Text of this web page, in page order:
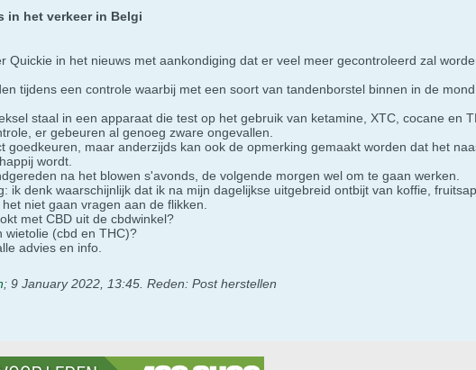
in het verkeer in Belgi
Quickie in het nieuws met aankondiging dat er veel meer gecontroleerd zal
tijdens een controle waarbij met een soort van tandenborstel binnen in de
staal in een apparaat die test op het gebruik van ketamine, XTC, cocane en
er gebeuren al genoeg zware ongevallen.
goedkeuren, maar anderzijds kan ook de opmerking gemaakt worden dat het
wordt.
na het blowen s'avonds, de volgende morgen wel om te gaan werken.
ik denk waarschijnlijk dat ik na mijn dagelijkse uitgebreid ontbijt van koffie,
niet gaan vragen aan de flikken.
met CBD uit de cbdwinkel?
wietolie (cbd en THC)?
advies en info.
; 9 January 2022, 13:45 Reden: Post herstellen